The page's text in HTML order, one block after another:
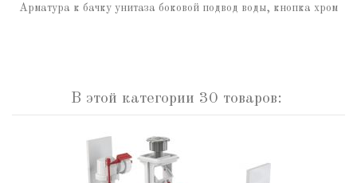
Арматура к бачку унитаза боковой подвод воды, кнопка хром
В этой категории 30 товаров: